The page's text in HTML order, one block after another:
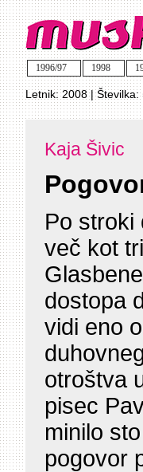
1996/97 1998
Letnik:2008| Številka:
Kaja Šivic
Po stroki
več kot
dostopa
vidi eno
otroštva
pisec
minilo
pogovor